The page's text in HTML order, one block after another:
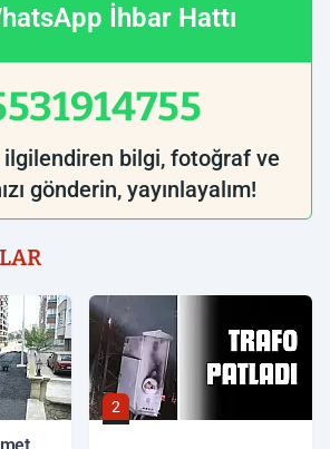
İhbar Hattı
ilgilendiren bilgi, fotoğraf ve
gönderin, yayınlayalım!
2